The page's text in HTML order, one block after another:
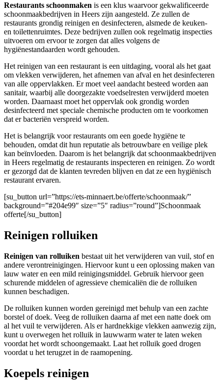
Restaurants schoonmaken is een klus waarvoor gekwalificeerde
schoonmaakbedrijven in Heers zijn aangesteld. Ze zullen de
restaurants grondig reinigen en desinfecteren, alsmede de keuken-
en toilettenruimtes. Deze bedrijven zullen ook regelmatig inspecties
uitvoeren om ervoor te zorgen dat alles volgens de
hygiënestandaarden wordt gehouden.
Het reinigen van een restaurant is een uitdaging, vooral als het gaat
om vlekken verwijderen, het afnemen van afval en het desinfecteren
van alle oppervlakken. Er moet veel aandacht besteed worden aan
sanitair, waarbij alle doorgezakte voedselresten verwijderd moeten
worden. Daarnaast moet het oppervlak ook grondig worden
desinfecteerd met speciale chemische producten om te voorkomen
dat er bacteriën verspreid worden.
Het is belangrijk voor restaurants om een goede hygiëne te
behouden, omdat dit hun reputatie als betrouwbare en veilige plek
kan beïnvloeden. Daarom is het belangrijk dat schoonmaakbedrijven
in Heers regelmatig de restaurants inspecteren en reinigen. Zo wordt
er gezorgd dat de klanten tevreden blijven en dat ze een hygiënisch
restaurant ervaren.
[su_button url=”https://ets-minnaert.be/offerte/schoonmaak/”
background=”#204e99″ size=”5″ radius=”round”]Schoonmaak
offerte[/su_button]
Reinigen rolluiken
Reinigen van rolluiken bestaat uit het verwijderen van vuil, stof en
andere verontreinigingen. Hiervoor kunt u een oplossing maken van
lauw water en een mild reinigingsmiddel. Gebruik hiervoor geen
schurende middelen of agressieve chemicaliën die de rolluiken
kunnen beschadigen.
De rolluiken kunnen worden gereinigd met behulp van een zachte
borstel of doek. Veeg de rolluiken daarna af met een natte doek om
al het vuil te verwijderen. Als er hardnekkige vlekken aanwezig zijn,
kunt u overwegen het rolluik in lauwwarm water te laten weken
voordat het wordt schoongemaakt. Laat het rolluik goed drogen
voordat u het terugzet in de raamopening.
Koepels reinigen